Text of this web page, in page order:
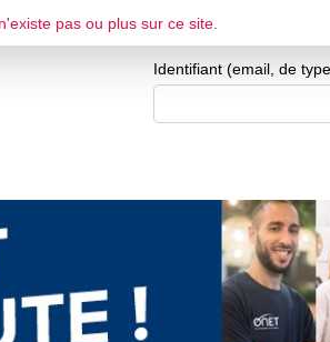
ESPACE CANDIDAT
pas ou plus sur ce site.